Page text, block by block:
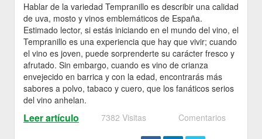
Hablar de la variedad Tempranillo es describir una calidad
de uva, mosto y vinos emblemáticos de España.
Estimado lector, si estás iniciando en el mundo del vino, el
Tempranillo es una experiencia que hay que vivir; cuando
el vino es joven, puede sorprenderte su carácter fresco y
afrutado. Sin embargo, cuando es vino de crianza
envejecido en barrica y con la edad, encontrarás más
sabores a polvo, tabaco y cuero, que los fanáticos serios
del vino anhelan.
Leer artículo 7382 Visitas Comentarios